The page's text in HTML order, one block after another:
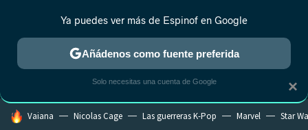
MENÚ NUEVO
ESTRENOS REALITY ANIME RANKINGS CINE
HOY SE HABLA DE
Vaiana Nicolas Cage Las guerreras K-Pop Marvel Star
×
Ya puedes ver más de Espinof en Google
Añádenos como fuente preferida
Solo necesitas una cuenta de Google